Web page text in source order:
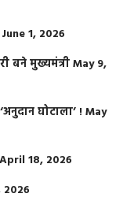
June 1, 2026
बने मुख्यमंत्रीMay 9,
घोटाला’ !May
April 18, 2026